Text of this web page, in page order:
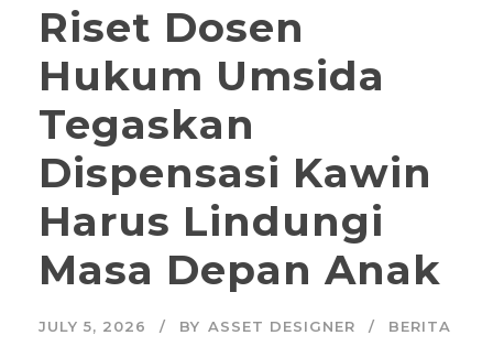
Riset Dosen
Hukum Umsida
Tegaskan
Dispensasi Kawin
Harus Lindungi
Masa Depan Anak
JULY 5, 2026 BY ASSET DESIGNER BERITA